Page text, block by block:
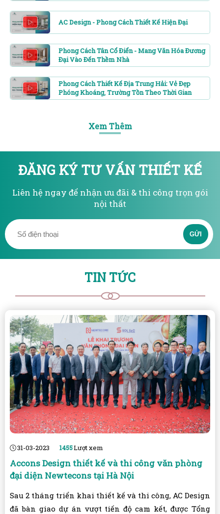
AC Design - Phong Cách Thiết Kế Hiện Đại
Phong Cách Tân Cổ Điển - Mang Văn Hóa Đương
Đại Vào Đến Thềm Nhà
Phong Cách Thiết Kế Địa Trung Hải: Vẻ Đẹp
Phóng Khoáng, Trường Tồn Theo Thời Gian
Xem Thêm
ĐĂNG KÝ TƯ VẤN THIẾT KẾ
Liên hệ ngay để nhận ưu đãi & thi công trọn gói
nội thất
GỬI
TIN TỨC
31-03-2023 1455Lượt xem
Accons Design thiết kế và thi công văn phòng
đại diện Newtecons tại Hà Nội
Sau 2 tháng triển khai thiết kế và thi công, AC Design
đã bàn giao dự án vượt tiến độ cam kết, được Tổng